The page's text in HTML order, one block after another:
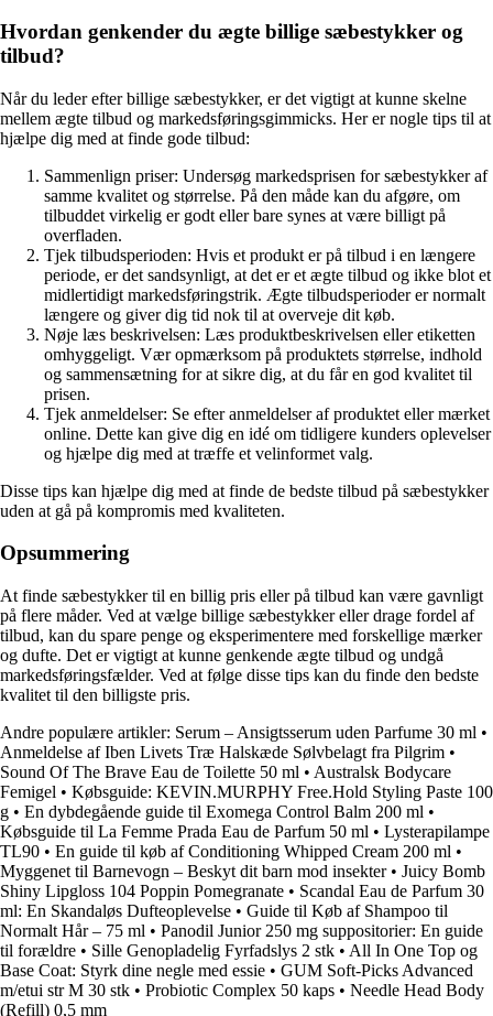
Hvordan genkender du ægte billige sæbestykker og
tilbud?
Når du leder efter billige sæbestykker, er det vigtigt at kunne skelne
mellem ægte tilbud og markedsføringsgimmicks. Her er nogle tips til at
hjælpe dig med at finde gode tilbud:
Sammenlign priser: Undersøg markedsprisen for sæbestykker af
samme kvalitet og størrelse. På den måde kan du afgøre, om
tilbuddet virkelig er godt eller bare synes at være billigt på
overfladen.
Tjek tilbudsperioden: Hvis et produkt er på tilbud i en længere
periode, er det sandsynligt, at det er et ægte tilbud og ikke blot et
midlertidigt markedsføringstrik. Ægte tilbudsperioder er normalt
længere og giver dig tid nok til at overveje dit køb.
Nøje læs beskrivelsen: Læs produktbeskrivelsen eller etiketten
omhyggeligt. Vær opmærksom på produktets størrelse, indhold
og sammensætning for at sikre dig, at du får en god kvalitet til
prisen.
Tjek anmeldelser: Se efter anmeldelser af produktet eller mærket
online. Dette kan give dig en idé om tidligere kunders oplevelser
og hjælpe dig med at træffe et velinformet valg.
Disse tips kan hjælpe dig med at finde de bedste tilbud på sæbestykker
uden at gå på kompromis med kvaliteten.
Opsummering
At finde sæbestykker til en billig pris eller på tilbud kan være gavnligt
på flere måder. Ved at vælge billige sæbestykker eller drage fordel af
tilbud, kan du spare penge og eksperimentere med forskellige mærker
og dufte. Det er vigtigt at kunne genkende ægte tilbud og undgå
markedsføringsfælder. Ved at følge disse tips kan du finde den bedste
kvalitet til den billigste pris.
Andre populære artikler: Serum – Ansigtsserum uden Parfume 30 ml •
Anmeldelse af Iben Livets Træ Halskæde Sølvbelagt fra Pilgrim •
Sound Of The Brave Eau de Toilette 50 ml • Australsk Bodycare
Femigel • Købsguide: KEVIN.MURPHY Free.Hold Styling Paste 100
g • En dybdegående guide til Exomega Control Balm 200 ml •
Købsguide til La Femme Prada Eau de Parfum 50 ml • Lysterapilampe
TL90 • En guide til køb af Conditioning Whipped Cream 200 ml •
Myggenet til Barnevogn – Beskyt dit barn mod insekter• Juicy Bomb
Shiny Lipgloss 104 Poppin Pomegranate • Scandal Eau de Parfum 30
ml: En Skandaløs Dufteoplevelse • Guide til Køb af Shampoo til
Normalt Hår – 75 ml • Panodil Junior 250 mg suppositorier: En guide
til forældre • Sille Genopladelig Fyrfadslys 2 stk • All In One Top og
Base Coat: Styrk dine negle med essie • GUM Soft-Picks Advanced
m/etui str M 30 stk • Probiotic Complex 50 kaps • Needle Head Body
(Refill) 0,5 mm